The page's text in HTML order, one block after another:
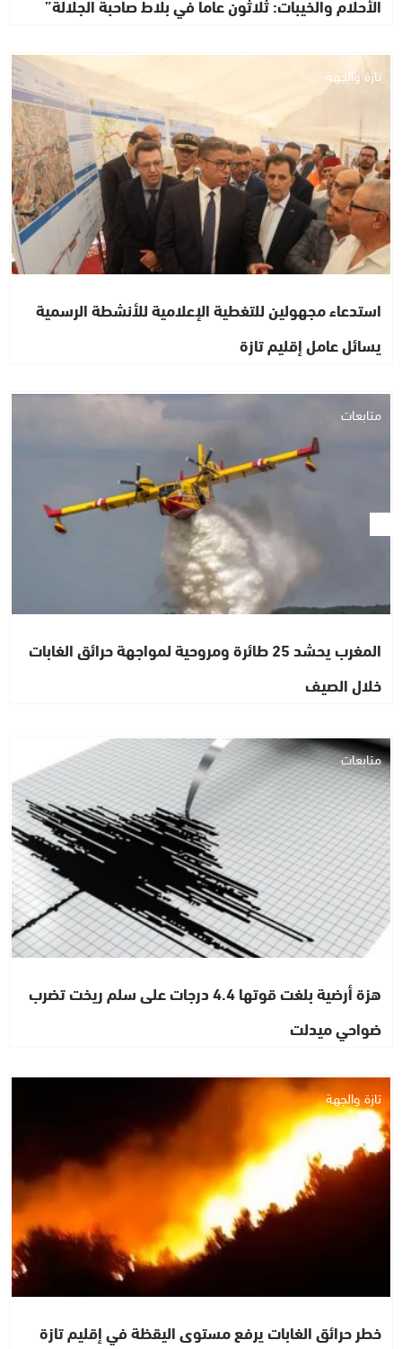
تازة والجهة
استدعاء مجهولين للتغطية الإعلامية للأنشطة الرسمية
يسائل عامل إقليم تازة
متابعات
المغرب يحشد 25 طائرة ومروحية لمواجهة حرائق الغابات
خلال الصيف
متابعات
هزة أرضية بلغت قوتها 4.4 درجات على سلم ريخت تضرب
ضواحي ميدلت
تازة والجهة
خطر حرائق الغابات يرفع مستوى اليقظة في إقليم تازة